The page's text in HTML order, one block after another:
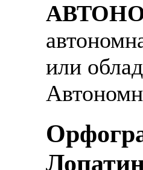
или